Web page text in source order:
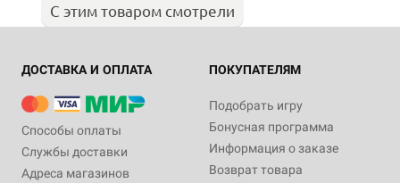
С этим товаром смотрели
ДОСТАВКА И ОПЛАТА
Способы оплаты
Службы доставки
Адреса магазинов
ПОКУПАТЕЛЯМ
Подобрать игру
Бонусная программа
Информация о заказе
Возврат товара